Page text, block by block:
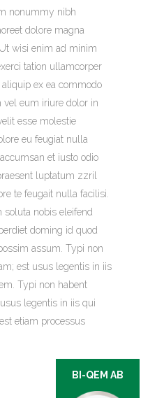
nonummy nibh
dolore magna
wisi enim ad minim
tation ullamcorper
ex ea commodo
vel eum iriure dolor in
esse molestie
eu feugiat nulla
et iusto odio
luptatum zzril
te feugait nulla facilisi.
nobis eleifend
doming id quod
assum. Typi non
est usus legentis in iis
Typi non habent
legentis in iis qui
etiam processus
BI-QEM AB